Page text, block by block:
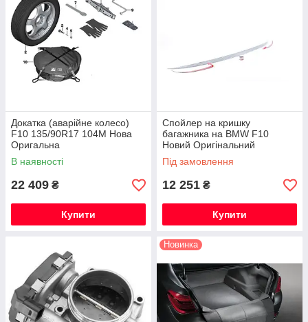
Докатка (аварійне колесо)
F10 135/90R17 104M Нова
Оригальна
В наявності
22 409 ₴
Купити
Спойлер на кришку
багажника на BMW F10
Новий Оригінальний
Під замовлення
12 251 ₴
Купити
Новинка